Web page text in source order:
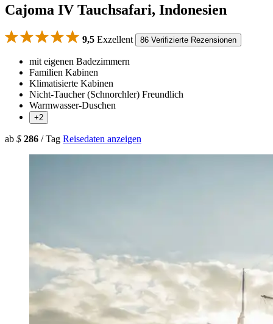
Cajoma IV Tauchsafari, Indonesien
9,5 Exzellent 86 Verifizierte Rezensionen
mit eigenen Badezimmern
Familien Kabinen
Klimatisierte Kabinen
Nicht-Taucher (Schnorchler) Freundlich
Warmwasser-Duschen
+2
ab $ 286 / Tag Reisedaten anzeigen